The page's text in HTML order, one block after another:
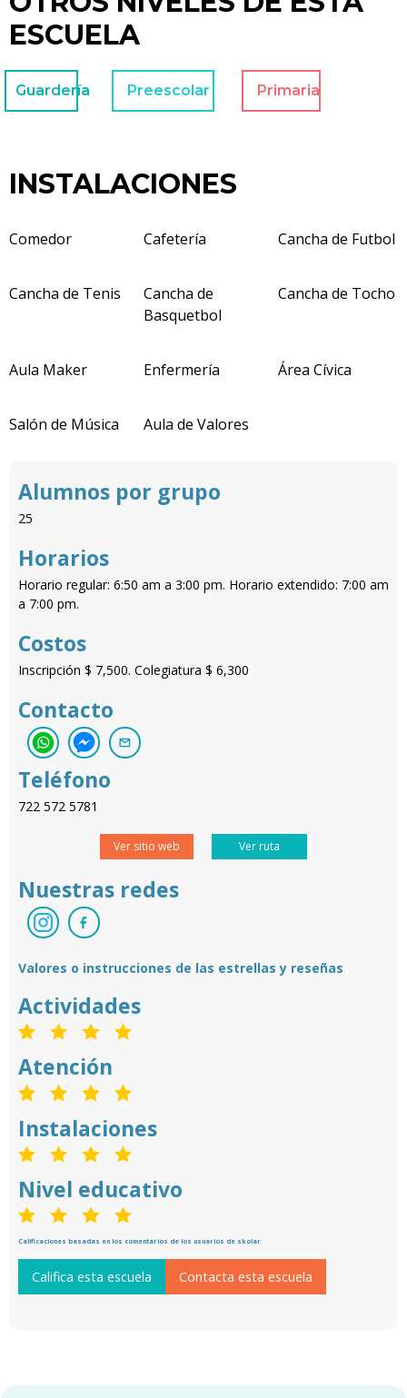
ESCUELA
Guardería Preescolar Primaria
INSTALACIONES
Comedor Cafetería Cancha de Futbol
Cancha de Tenis
Cancha de
Basquetbol
Cancha de Tocho
Aula Maker Enfermería Área Cívica
Salón de Música Aula de Valores
Alumnos por grupo
25
Horarios
Horario regular: 6:50 am a 3:00 pm. Horario extendido: 7:00 am
a 7:00 pm.
Costos
Inscripción $ 7,500. Colegiatura $ 6,300
Contacto
Teléfono
722 572 5781
Ver sitio web Ver ruta
Nuestras redes
Valores o instrucciones de las estrellas y reseñas
Actividades
Atención
Instalaciones
Nivel educativo
Calificaciones basadas en los comentarios de los usuarios de skolar
Califica esta escuela Contacta esta escuela